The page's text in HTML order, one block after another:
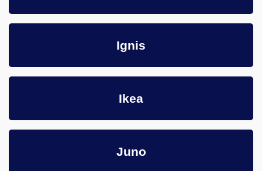
Ignis
Ikea
Juno